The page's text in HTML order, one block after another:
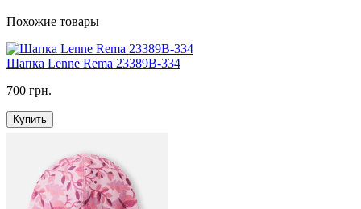
Похожие товары
Шапка Lenne Rema 23389B-334
700 грн.
Купить